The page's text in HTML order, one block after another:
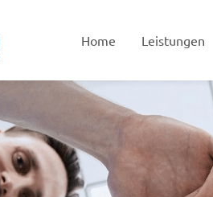
Home Leistungen